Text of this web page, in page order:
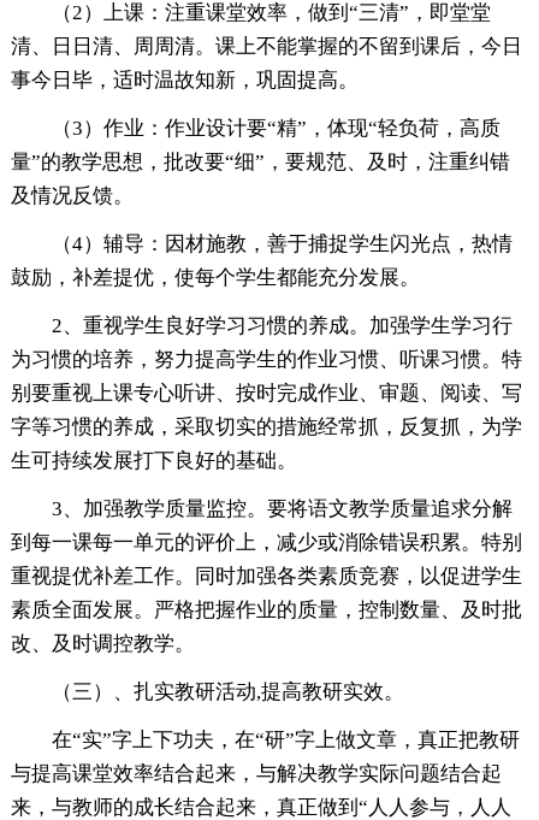
（2）上课：注重课堂效率，做到“三清”，即堂堂
清、日日清、周周清。课上不能掌握的不留到课后，今日
事今日毕，适时温故知新，巩固提高。
（3）作业：作业设计要“精”，体现“轻负荷，高质
量”的教学思想，批改要“细”，要规范、及时，注重纠错
及情况反馈。
（4）辅导：因材施教，善于捕捉学生闪光点，热情
鼓励，补差提优，使每个学生都能充分发展。
2、重视学生良好学习习惯的养成。加强学生学习行
为习惯的培养，努力提高学生的作业习惯、听课习惯。特
别要重视上课专心听讲、按时完成作业、审题、阅读、写
字等习惯的养成，采取切实的措施经常抓，反复抓，为学
生可持续发展打下良好的基础。
3、加强教学质量监控。要将语文教学质量追求分解
到每一课每一单元的评价上，减少或消除错误积累。特别
重视提优补差工作。同时加强各类素质竞赛，以促进学生
素质全面发展。严格把握作业的质量，控制数量、及时批
改、及时调控教学。
（三）、扎实教研活动,提高教研实效。
在“实”字上下功夫，在“研”字上做文章，真正把教研
与提高课堂效率结合起来，与解决教学实际问题结合起
来，与教师的成长结合起来，真正做到“人人参与，人人